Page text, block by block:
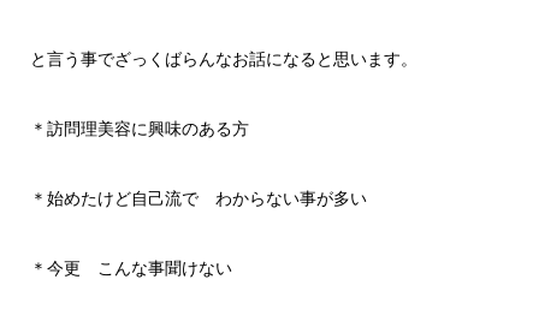
と言う事でざっくばらんなお話になると思います。
＊訪問理美容に興味のある方
＊始めたけど自己流で わからない事が多い
＊今更 こんな事聞けない